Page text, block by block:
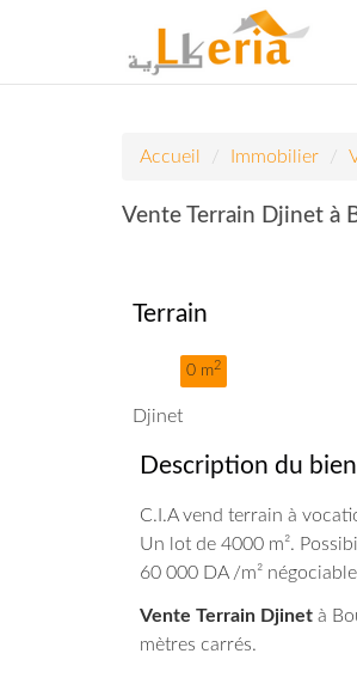
Accueil Immobilier
Vente Terrain Djinet à
Terrain
0 m2
Djinet
Description du bien
C.I.A vend terrain à
Un lot de 4000 m².
60 000 DA /m²
Vente Terrain Djinet à
mètres carrés.